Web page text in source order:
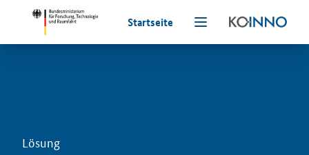
Startseite
Lösung